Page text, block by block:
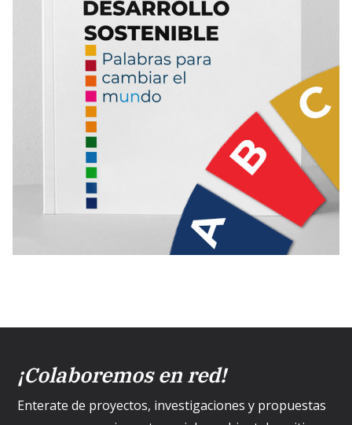
¡Colaboremos en red!
Enterate de proyectos, investigaciones y propuestas